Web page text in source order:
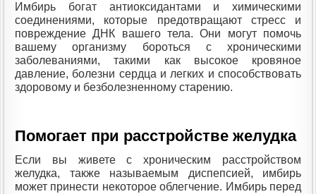
Имбирь богат антиоксидантами и химическими
соединениями, которые предотвращают стресс и
повреждение ДНК вашего тела. Они могут помочь
вашему организму бороться с хроническими
заболеваниями, такими как высокое кровяное
давление, болезни сердца и легких и способствовать
здоровому и безболезненному старению.
Помогает при расстройстве желудка
Если вы живете с хроническим расстройством
желудка, также называемым диспепсией, имбирь
может принести некоторое облегчение. Имбирь перед